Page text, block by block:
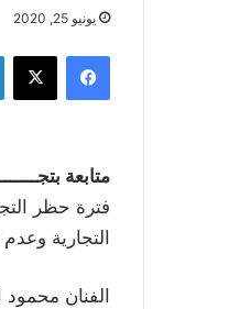
يونيو 25, 2020
فيسبوك ‫X
متابعة
فترة حظر
التجارية
الفنان